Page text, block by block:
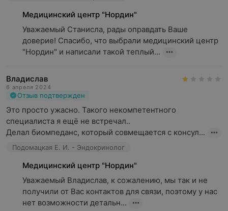
Медицинский центр "Нордин"
Уважаемый Станисла, рады оправдать Ваше
доверие! Спасибо, что выбрали медицинский центр
"Нордин" и написали такой теплый...
Владислав
6 апреля 2024
Отзыв подтвержден
Это просто ужасно. Такого некомпетентного
специалиста я ещё не встречал..
Делал биомпеданс, который совмещается с консул...
Подомацкая Е. И. - Эндокринолог
Медицинский центр "Нордин"
Уважаемый Владислав, к сожалению, мы так и не
получили от Вас контактов для связи, поэтому у нас
нет возможности детальн...